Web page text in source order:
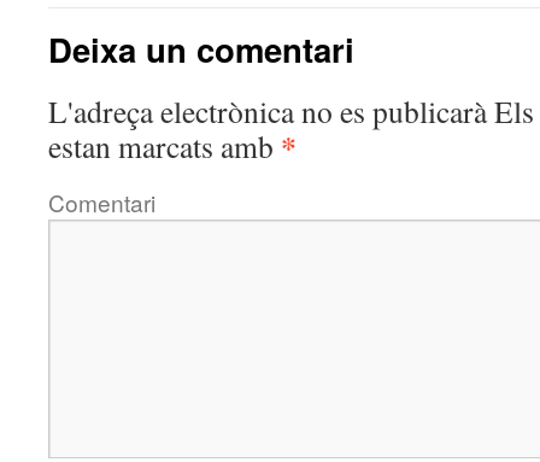
Deixa un comentari
L'adreça electrònica no es publicaràEls
estan marcats amb *
Comentari